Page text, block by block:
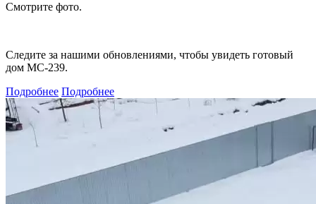
Смотрите фото.
Следите за нашими обновлениями, чтобы увидеть готовый
дом МС-239.
Подробнее Подробнее